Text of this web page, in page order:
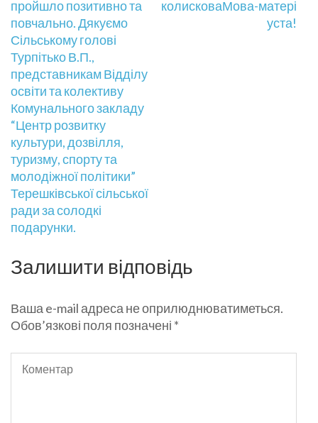
пройшло позитивно та
повчально. Дякуємо
Сільському голові
Турпітько В.П.,
представникам Відділу
освіти та колективу
Комунального закладу
“Центр розвитку
культури, дозвілля,
туризму, спорту та
молодіжної політики”
Терешківської сільської
ради за солодкі
подарунки.
колисковаМова-матері
уста!
Залишити відповідь
Ваша e-mail адреса не оприлюднюватиметься.
Обов’язкові поля позначені *